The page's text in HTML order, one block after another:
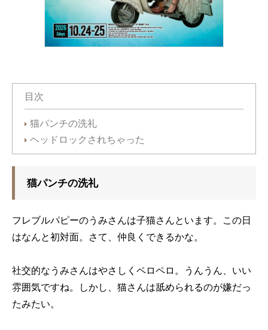
目次
猫パンチの洗礼
ヘッドロックされちゃった
猫パンチの洗礼
フレブルパピーのうみさんは子猫さんといます。この日
はなんと初対面。さて、仲良くできるかな。
社交的なうみさんはやさしくペロペロ。うんうん、いい
雰囲気ですね。しかし、猫さんは舐められるのが嫌だっ
たみたい。